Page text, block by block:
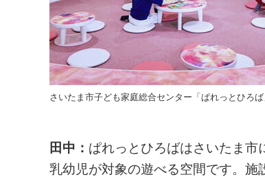
さいたま市子ども家庭総合センター「ぱれっとひろ
田中： ぱれっとひろばはさいたま
乳幼児が対象の遊べる空間です。